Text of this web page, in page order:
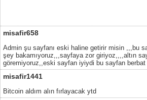
misafir658
Admin şu sayfanı eski haline getirir misin ,,,bu
şey bakamıyoruz,,,sayfaya zor giriyoz,,,,altın
göremiyoruz,,eski sayfan iyiydi bu sayfan berbat
misafir1441
Bitcoin aldım alın fırlayacak ytd